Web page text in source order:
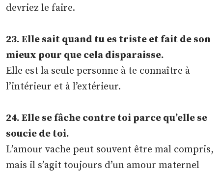
devriez le faire.
23. Elle sait quand tu es triste et fait de son
mieux pour que cela disparaisse.
Elle est la seule personne à te connaître à
l’intérieur et à l’extérieur.
24. Elle se fâche contre toi parce qu’elle se
soucie de toi.
L’amour vache peut souvent être mal compris,
mais il s’agit toujours d’un amour maternel